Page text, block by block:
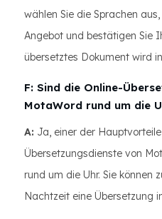
wählen Sie die Sprachen
Angebot und bestätigen Sie
übersetztes Dokument wird
F: Sind die Online-
MotaWord rund um die
A: Ja, einer der
Übersetzungsdienste von
rund um die Uhr. Sie können
Nachtzeit eine Übersetzung